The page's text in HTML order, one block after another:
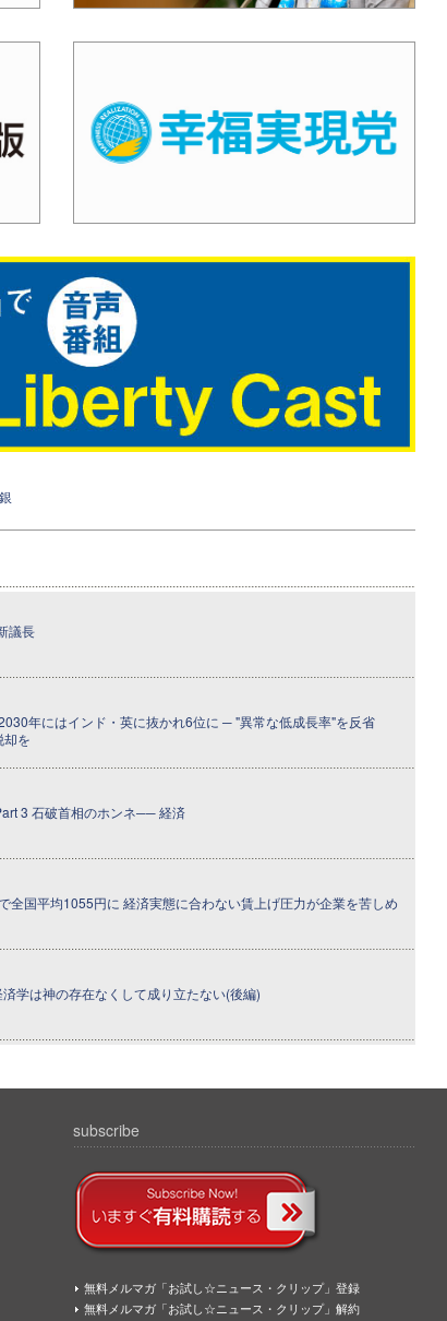
議長
年にはインド・英に抜かれ6位に ─ "異常な低成長率"を反省
却を
3 石破首相のホンネ── 経済
全国平均1055円に 経済実態に合わない賃上げ圧力が企業を苦しめ
学は神の存在なくして成り立たない(後編)
subscribe
無料メルマガ「お試し☆ニュース・クリップ」登録
無料メルマガ「お試し☆ニュース・クリップ」解約